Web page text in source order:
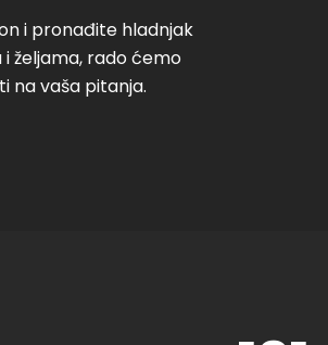
i pronađite hladnjak
željama, rado ćemo
na vaša pitanja.